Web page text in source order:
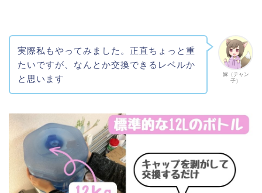
嫁（チャン
子）
実際私もやってみました。正直ちょっと重
たいですが、なんとか交換できるレベルか
と思います